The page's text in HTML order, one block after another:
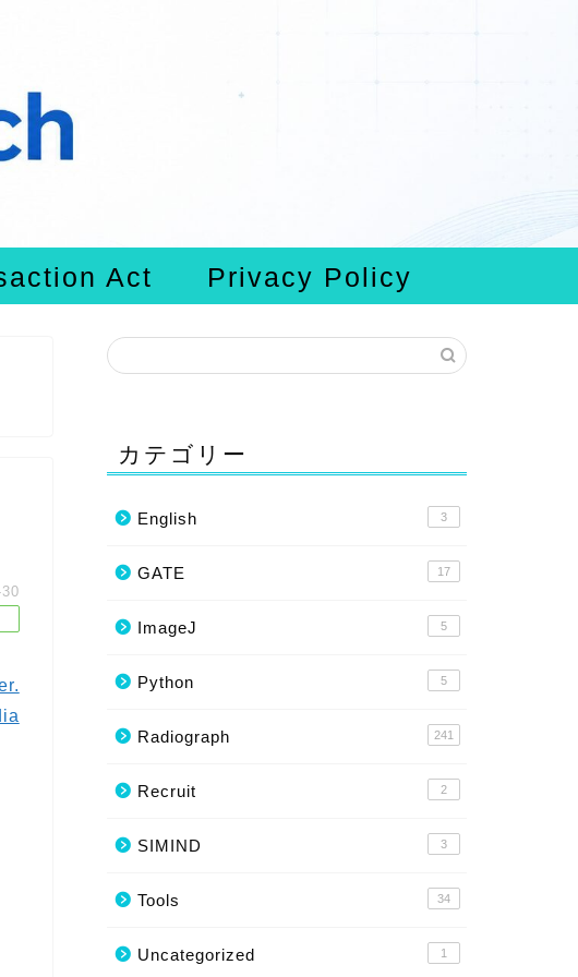
Act Privacy Policy
カテゴリー
English 3
GATE 17
ImageJ 5
Python 5
Radiograph 241
Recruit 2
SIMIND 3
Tools 34
Uncategorized 1